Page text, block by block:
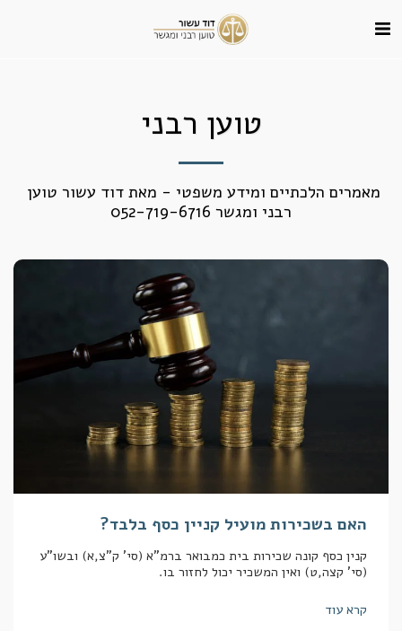
טוען רבני
רבני ומגשר 052-719-6716
האם בשכירות מועיל קניין כסף בלבד?
קנין כסף קונה שכירות בית כמבואר ברמ"א (סי' ק"צ,א) ובשו"ע
(סי' קצה,ט) ואין המשכיר יכול לחזור בו.
קרא עוד